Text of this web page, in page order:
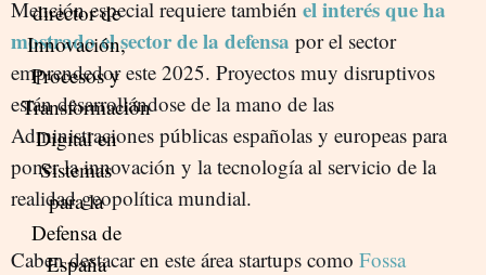
Mención especial requiere también el interés que ha
mostrado el sector de la defensa por el sector
emprendedor este 2025. Proyectos muy disruptivos
están desarrollándose de la mano de las
Administraciones públicas españolas y europeas para
poner la innovación y la tecnología al servicio de la
realidad geopolítica mundial.
Caben destacar en este área startups como Fossa